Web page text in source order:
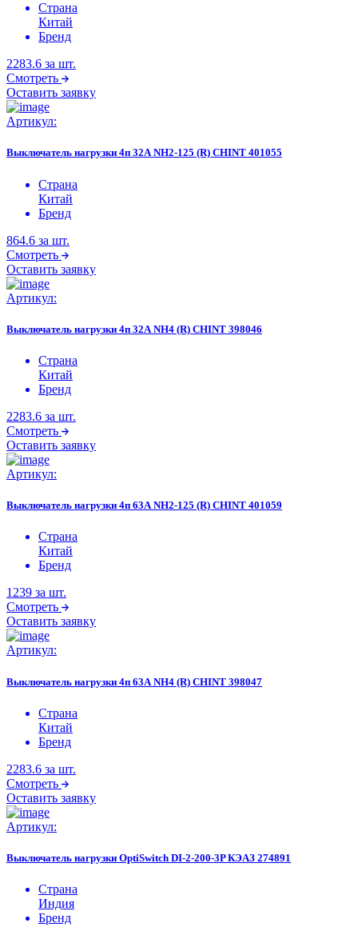
Страна
Китай
Бренд
2283.6 за шт.
Смотреть
Оставить заявку
Артикул:
Выключатель нагрузки 4п 32А NH2-125 (R) CHINT 401055
Страна
Китай
Бренд
864.6 за шт.
Смотреть
Оставить заявку
Артикул:
Выключатель нагрузки 4п 32А NH4 (R) CHINT 398046
Страна
Китай
Бренд
2283.6 за шт.
Смотреть
Оставить заявку
Артикул:
Выключатель нагрузки 4п 63А NH2-125 (R) CHINT 401059
Страна
Китай
Бренд
1239 за шт.
Смотреть
Оставить заявку
Артикул:
Выключатель нагрузки 4п 63А NH4 (R) CHINT 398047
Страна
Китай
Бренд
2283.6 за шт.
Смотреть
Оставить заявку
Артикул:
Выключатель нагрузки OptiSwitch DI-2-200-3P КЭАЗ 274891
Страна
Индия
Бренд